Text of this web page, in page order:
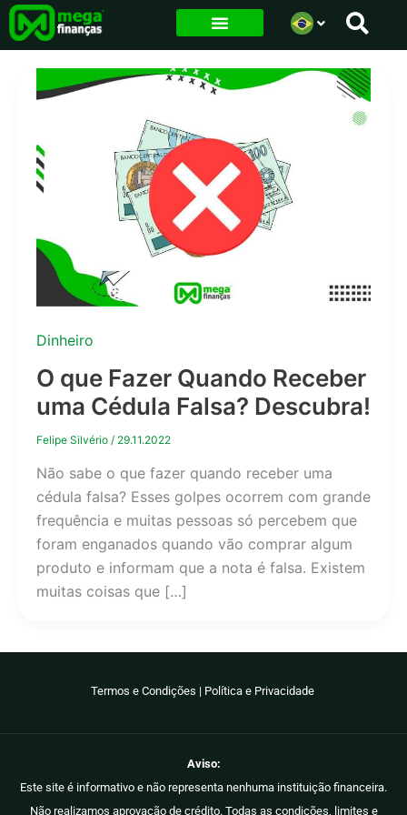
para
conteúdo
Dinheiro
O que Fazer Quando Receber
uma Cédula Falsa? Descubra!
Felipe Silvério / 29.11.2022
Não sabe o que fazer quando receber uma
cédula falsa? Esses golpes ocorrem com grande
frequência e muitas pessoas só percebem que
foram enganados quando vão comprar algum
produto e informam que a nota é falsa. Existem
muitas coisas que […]
Termos e Condições | Política e Privacidade
Aviso:
Este site é informativo e não representa nenhuma instituição financeira.
Não realizamos aprovação de crédito. Todas as condições, limites e